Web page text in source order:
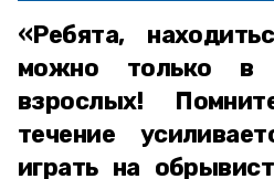
«Ребята,
можно только в
взрослых!
течение
играть на